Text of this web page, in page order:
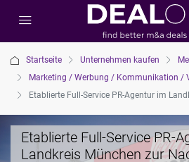
Startseite Unternehmen kaufen
Marketing / Werbung / Kommunikation /
Etablierte Full-Service PR-Agentur im
Etablierte Full-Service PR-
Landkreis München zur